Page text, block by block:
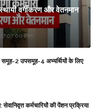
वर्गीकरण और वेतनमान
PM
2 उपसमूह-4 अभ्यर्थियों के लिए
कर्मचारियों की पेंशन प्रक्रिया